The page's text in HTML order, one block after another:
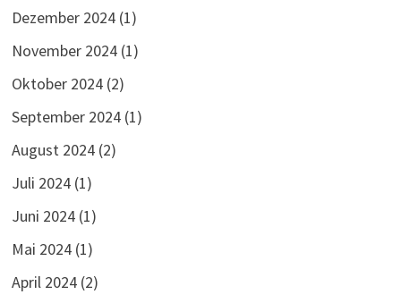
Dezember 2024(1)
November 2024(1)
Oktober 2024(2)
September 2024(1)
August 2024(2)
Juli 2024(1)
Juni 2024(1)
Mai 2024(1)
April 2024(2)